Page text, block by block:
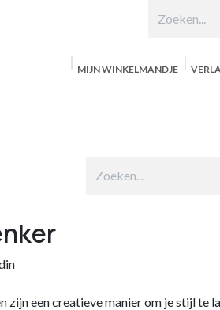
MIJN WINKELMANDJE
zijn een creatieve manier om je stijl te